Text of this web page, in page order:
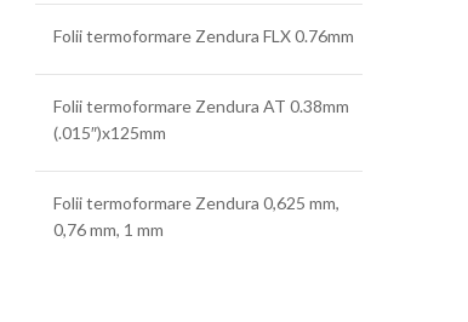
Folii termoformare Zendura FLX 0.76mm
Folii termoformare Zendura AT 0.38mm
(.015″)x125mm
Folii termoformare Zendura 0,625 mm,
0,76 mm, 1 mm